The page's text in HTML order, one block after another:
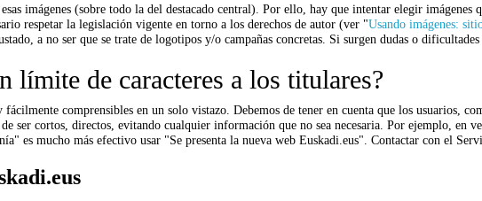
imágenes (sobre todo la del destacado central). Por ello, hay que intentar elegir
respetar la legislación vigente en torno a los derechos de autor (ver "Usando imágenes:
a no ser que se trate de logotipos y/o campañas concretas. Si surgen dudas o
límite de caracteres a los titulares?
comprensibles en un solo vistazo. Debemos de tener en cuenta que los usuarios,
ser cortos, directos, evitando cualquier información que no sea necesaria. Por ejemplo, en
es mucho más efectivo usar "Se presenta la nueva web Euskadi.eus". Contactar con el